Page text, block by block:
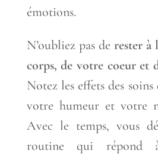
émotions.
N’oubliez pas de rester à
corps, de votre coeur et
Notez les effets des
votre humeur et votre
Avec le temps, vous
routine qui répond